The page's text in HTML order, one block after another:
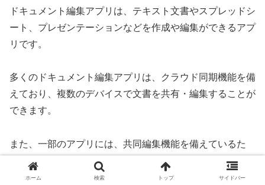
ドキュメント編集アプリは、テキスト文書やスプレッドシ
ート、プレゼンテーションなどを作成や編集ができるアプ
リです。
多くのドキュメント編集アプリは、クラウド同期機能を備
えており、複数のデバイスで文書を共有・編集することが
できます。
また、一部のアプリには、共同編集機能を備えているた
め、チームでの文書の共同作業をスムーズに行うことがで
きます。
ホーム 検索 トップ サイドバー